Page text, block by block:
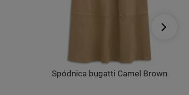
Spódnica bugatti Camel Brown